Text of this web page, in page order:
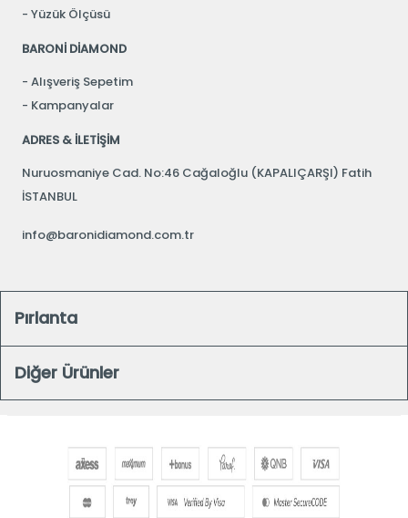
Yüzük Ölçüsü
BARONİ DİAMOND
Alışveriş Sepetim
Kampanyalar
ADRES & İLETİŞİM
Nuruosmaniye Cad. No:46 Cağaloğlu (KAPALIÇARŞI) Fatih
İSTANBUL
info@baronidiamond.com.tr
Pırlanta
Diğer Ürünler